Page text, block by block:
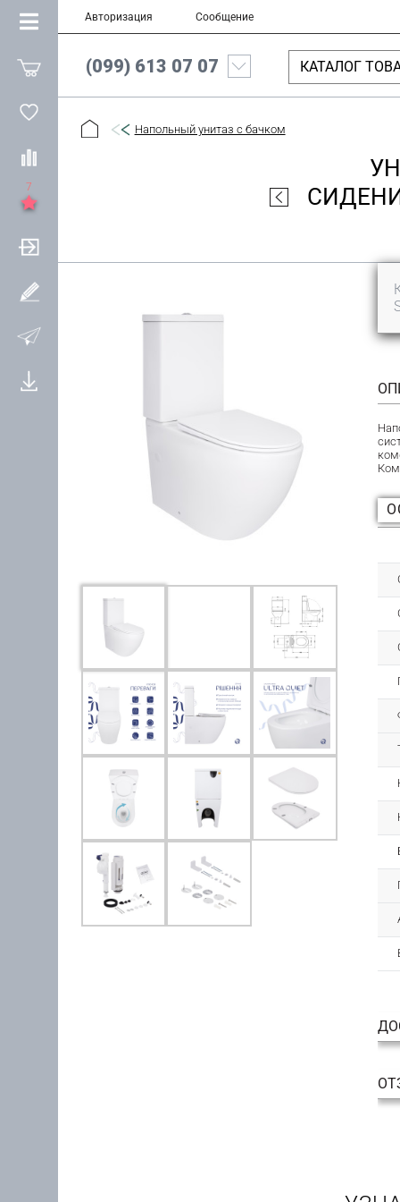
7
Авторизация Сообщение
КАТАЛОГ
(099) 613 07 07
Напольный унитаз с бачком